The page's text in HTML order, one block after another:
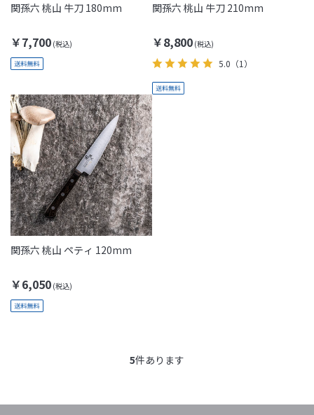
関孫六 桃山 牛刀 180mm
￥7,700
関孫六 桃山 牛刀 210mm
￥8,800
5.0 （1）
関孫六 桃山 ペティ 120mm
￥6,050
5件あります